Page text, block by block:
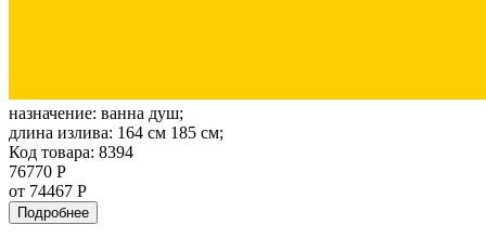
назначение: ванна душ;
длина излива: 164 см 185 см;
Код товара: 8394
76770 Р
от 74467 Р
Подробнее